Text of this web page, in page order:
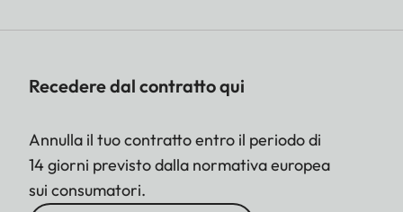
Recedere dal contratto qui
Annulla il tuo contratto entro il periodo di
14 giorni previsto dalla normativa europea
sui consumatori.